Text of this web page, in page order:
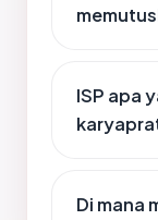
ISP apa
Di mana